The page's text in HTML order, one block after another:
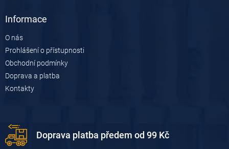
Informace
O nás
Prohlášení o přístupnosti
Obchodní podmínky
Doprava a platba
Kontakty
Doprava platba předem od 99 Kč